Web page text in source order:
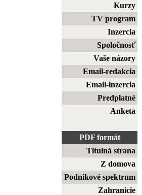
Kurzy
TV program
Inzercia
Spoločnosť
Vaše názory
Email-redakcia
Email-inzercia
Predplatné
Anketa
PDF formát
Titulná strana
Z domova
Podnikové spektrum
Zahranicie